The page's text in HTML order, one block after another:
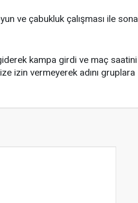
ve çabukluk çalışması ile sona
kampa girdi ve maç saatini
izin vermeyerek adını gruplara